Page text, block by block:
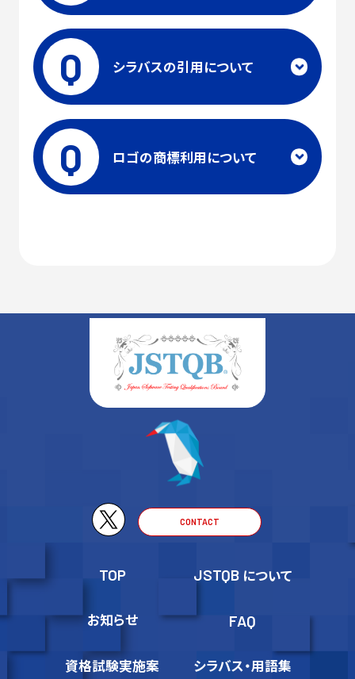
Q シラバスの引用について
Q ロゴの商標利用について
CONTACT
TOP JSTQB について
お知らせ FAQ
資格試験実施案
シラバス・用語集